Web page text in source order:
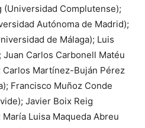
Complutense);
Autónoma de Madrid);
de Málaga); Luis
Juan Carlos Carbonell Matéu
Carlos Martínez-Buján Pérez
Francisco Muñoz Conde
Javier Boix Reig
Luisa Maqueda Abreu